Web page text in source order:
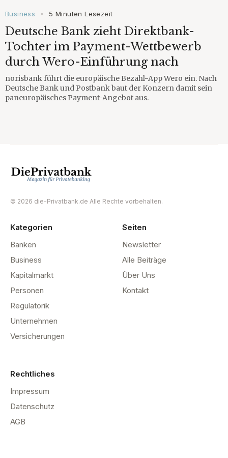
Business • 5 Minuten Lesezeit
Deutsche Bank zieht Direktbank-
Tochter im Payment-Wettbewerb
durch Wero-Einführung nach
norisbank führt die europäische Bezahl-App Wero ein. Nach
Deutsche Bank und Postbank baut der Konzern damit sein
paneuropäisches Payment-Angebot aus.
© 2026 die-Privatbank.de Alle Rechte vorbehalten.
Kategorien
Banken
Business
Kapitalmarkt
Personen
Regulatorik
Unternehmen
Versicherungen
Seiten
Newsletter
Alle Beiträge
Über Uns
Kontakt
Rechtliches
Impressum
Datenschutz
AGB